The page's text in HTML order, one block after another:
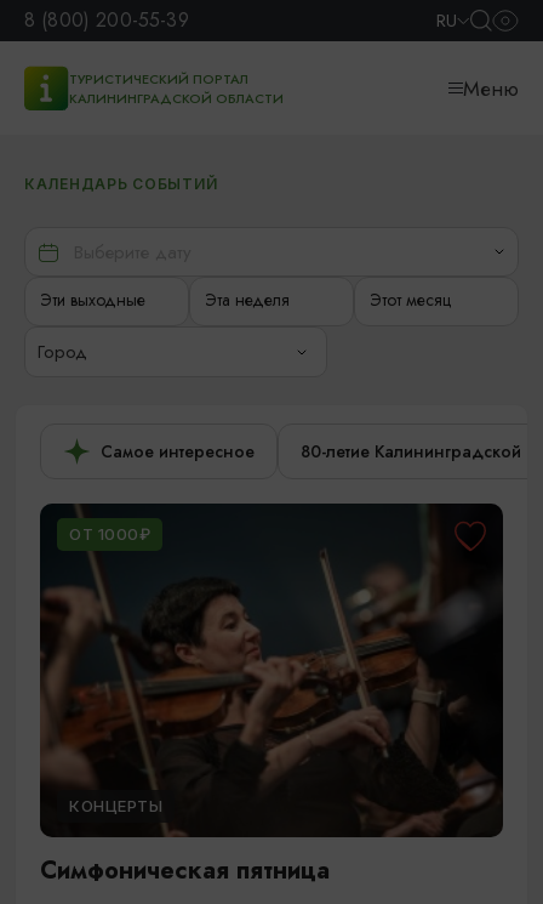
8 (800) 200-55-39 RU
ТУРИСТИЧЕСКИЙ ПОРТАЛ
КАЛИНИНГРАДСКОЙ ОБЛАСТИ
Меню
КАЛЕНДАРЬ СОБЫТИЙ
Эти выходные Эта неделя Этот месяц
Город
Самое интересное 80-летие Калининградской
ОТ 1000₽
КОНЦЕРТЫ
Симфоническая пятница